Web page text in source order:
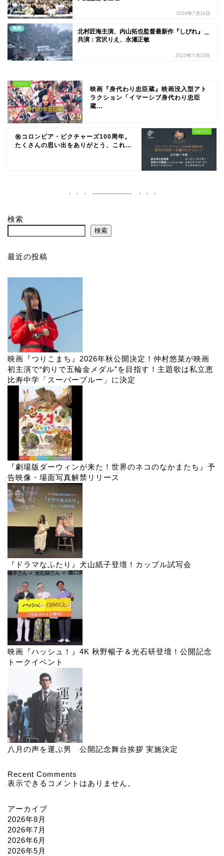
2024年7月26日
映画
北村匠海主演、内山拓也監督最新作『しびれ』＿
共演：宮沢りえ、永瀬正敏
2025年11月23日
映画『身代わり忠臣蔵』映画没入型アト
ラクション「イマーシブ身代わり忠臣
蔵...
㊗コロンビア・ピクチャーズ100周年。
たくさんの思い出をありがとう、これ...
検索
検索
最近の投稿
映画『つりこまち』2026年秋公開決定！仲村悠菜が映画
初主演で“釣りで五輪金メダル”を目指す！主題歌は私立恵
比寿中学「スーパーブルー」に決定
『劇場版ダーウィンが来た！世界のネコのなかまたち』予
告映像・場面写真解禁リリース
『ドラマなふたり』犬山紙子登壇！カップル試写会
映画『ハッシュ！』4K 秋野暢子＆光石研登壇！公開記念
トークイベント
八月の声を運ぶ男 公開記念舞台挨拶 実施決定
Recent Comments
表示できるコメントはありません。
アーカイブ
2026年8月
2026年7月
2026年6月
2026年5月